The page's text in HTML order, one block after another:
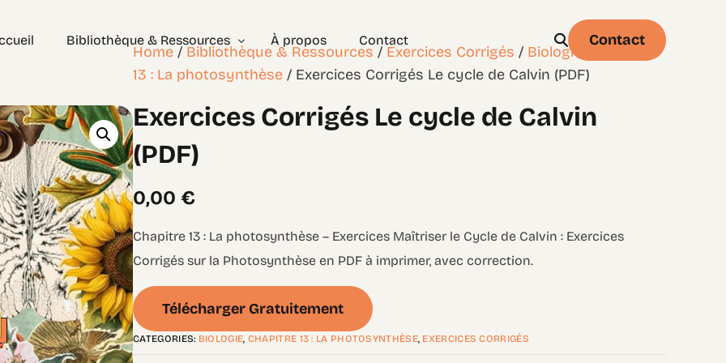
Bibliothèque & Ressources
Exercices Corrigés
– les bases Géométrie – Niveau 2
À propos Contact Contact
Home / Bibliothèque & Ressources / Exercices Corrigés / Biologie
13 : La photosynthèse / Exercices Corrigés Le cycle de Calvin (PDF)
Exercices Corrigés Le cycle de Calvin
(PDF)
0,00€
Chapitre 13 : La photosynthèse – Exercices Maîtriser le Cycle de Calvin : Exercices
Corrigés sur la Photosynthèse en PDF à imprimer, avec correction.
Télécharger Gratuitement
CATEGORIES: BIOLOGIE CHAPITRE 13 : LA PHOTOSYNTHÈSE, EXERCICES CORRIGÉS